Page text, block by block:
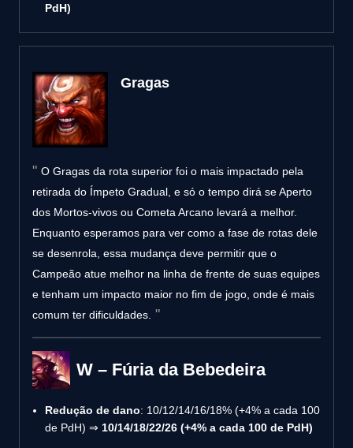
PdH)
Gragas
O Gragas da rota superior foi o mais impactado pela
retirada do Ímpeto Gradual, e só o tempo dirá se Aperto
dos Mortos-vivos ou Cometa Arcano levará a melhor.
Enquanto esperamos para ver como a fase de rotas dele
se desenrola, essa mudança deve permitir que o
Campeão atue melhor na linha de frente de suas equipes
e tenham um impacto maior no fim de jogo, onde é mais
comum ter dificuldades.
W – Fúria da Bebedeira
Redução de dano: 10/12/14/16/18% (+4% a cada 100
de PdH) ⇒ 10/14/18/22/26 (+4% a cada 100 de PdH)